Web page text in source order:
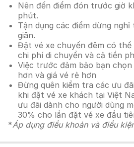
Nên đến điểm đón trước giờ
phút.
Tận dụng các điểm dừng
giãn.
Đặt vé xe chuyến đêm có thể
chi phí di chuyển và cả tiền
Việc trước đảm bảo bạn
hơn và giá vé rẻ hơn
Đừng quên kiểm tra các ưu
khi đặt vé xe khách tại Việt
ưu đãi dành cho người dùng
30% cho lần đặt vé xe đầu
*Áp dụng điều khoản và điều